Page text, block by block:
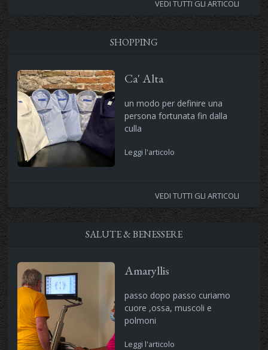
VEDI TUTTI GLI ARTICOLI
SHOPPING
Ca' Alta
un modo per definire una
persona fortunata fin dalla
culla
Leggi l'articolo
VEDI TUTTI GLI ARTICOLI
SALUTE & BENESSERE
Amaryllis
passo dopo passo curiamo
cuore ,ossa, muscoli e
polmoni
Leggi l'articolo